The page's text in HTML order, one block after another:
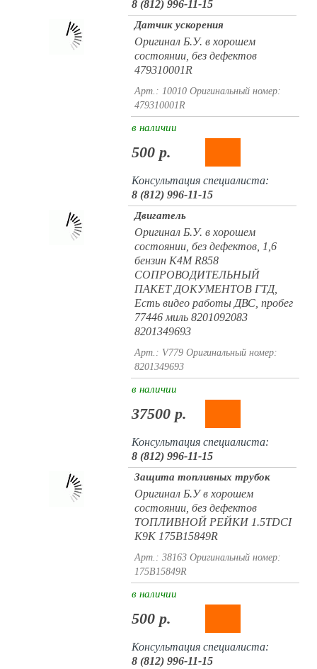
8 (812) 996-11-15
Датчик ускорения
Оригинал Б.У. в хорошем
состоянии, без дефектов
479310001R
Арт.: 10010 Оригинальный номер:
479310001R
в наличии
500 р.
Консультация специалиста:
8 (812) 996-11-15
Двигатель
Оригинал Б.У. в хорошем
состоянии, без дефектов, 1,6
бензин K4M R858
СОПРОВОДИТЕЛЬНЫЙ
ПАКЕТ ДОКУМЕНТОВ ГТД,
Есть видео работы ДВС, пробег
77446 миль 8201092083
8201349693
Арт.: V779 Оригинальный номер:
8201349693
в наличии
37500 р.
Консультация специалиста:
8 (812) 996-11-15
Защита топливных трубок
Оригинал Б.У в хорошем
состоянии, без дефектов
ТОПЛИВНОЙ РЕЙКИ 1.5TDCI
K9K 175B15849R
Арт.: 38163 Оригинальный номер:
175B15849R
в наличии
500 р.
Консультация специалиста:
8 (812) 996-11-15